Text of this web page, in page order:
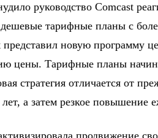
руководство Comcast
дешевые тарифные планы с
новую программу
цены. Тарифные планы
стратегия отличается от
а затем резкое повышение
продвижение